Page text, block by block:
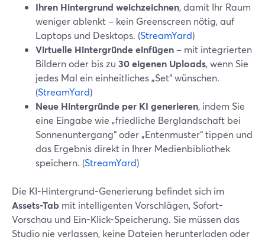
Ihren Hintergrund weichzeichnen, damit Ihr Raum
weniger ablenkt – kein Greenscreen nötig, auf
Laptops und Desktops. (StreamYard)
Virtuelle Hintergründe einfügen – mit integrierten
Bildern oder bis zu 30 eigenen Uploads, wenn Sie
jedes Mal ein einheitliches „Set“ wünschen.
(StreamYard)
Neue Hintergründe per KI generieren, indem Sie
eine Eingabe wie „friedliche Berglandschaft bei
Sonnenuntergang“ oder „Entenmuster“ tippen und
das Ergebnis direkt in Ihrer Medienbibliothek
speichern. (StreamYard)
Die KI-Hintergrund-Generierung befindet sich im
Assets-Tab mit intelligenten Vorschlägen, Sofort-
Vorschau und Ein-Klick-Speicherung. Sie müssen das
Studio nie verlassen, keine Dateien herunterladen oder